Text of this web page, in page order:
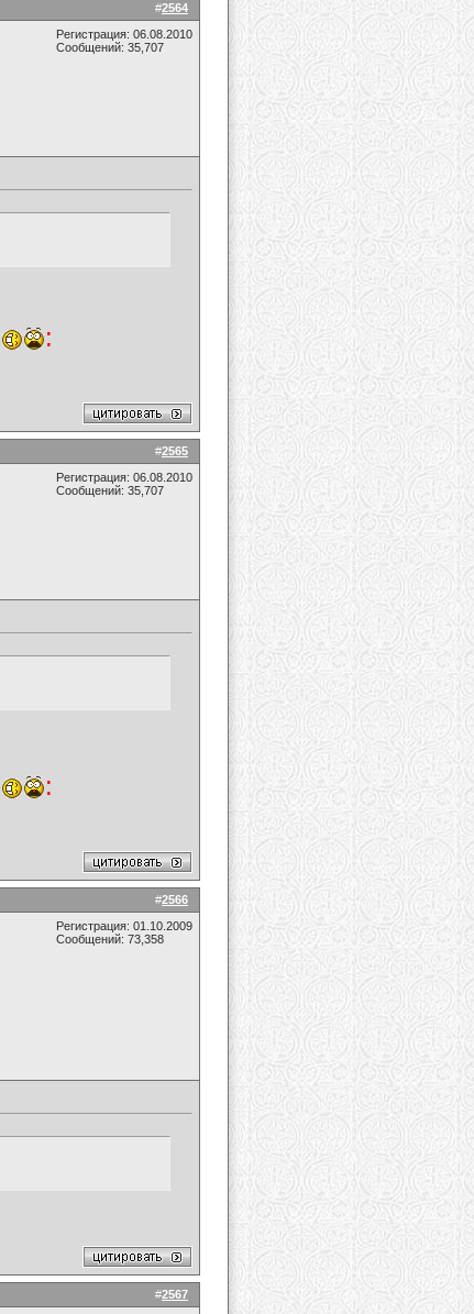
#2564
Регистрация: 06.08.2010
Сообщений: 35,707
:
#2565
Регистрация: 06.08.2010
Сообщений: 35,707
:
#2566
Регистрация: 01.10.2009
Сообщений: 73,358
#2567